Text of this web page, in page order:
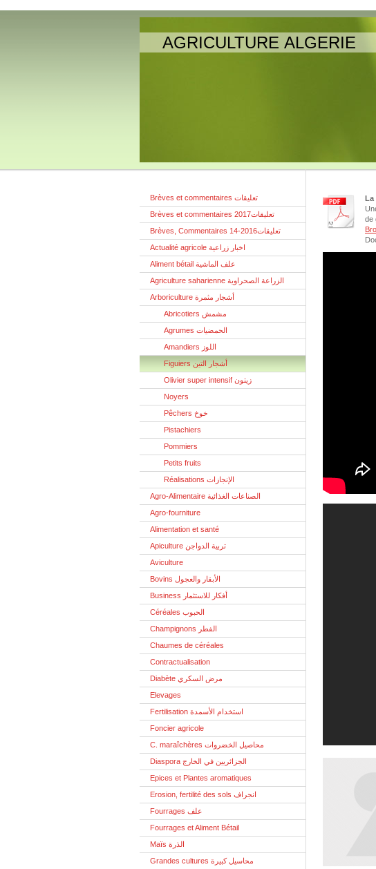
AGRICULTURE ALGERIE
Brèves et commentaires تعليقات
Brèves et commentaires تعليقات2017
Brèves, Commentaires تعليقات2016-14
Actualité agricole اخبار زراعية
Aliment bétail علف الماشية
Agriculture saharienne الزراعة الصحراوية
Arboriculture أشجار مثمرة
Abricotiers مشمش
Agrumes الحمضيات
Amandiers اللوز
Figuiers أشجار التين
Olivier super intensif زيتون
Noyers
Pêchers خوخ
Pistachiers
Pommiers
Petits fruits
Réalisations الإنجازات
Agro-Alimentaire الصناعات الغذائية
Agro-fourniture
Alimentation et santé
Apiculture تربية الدواجن
Aviculture
Bovins الأبقار والعجول
Business أفكار للاستثمار
Céréales الحبوب
Champignons الفطر
Chaumes de céréales
Contractualisation
Diabète مرض السكري
Elevages
Fertilisation استخدام الأسمدة
Foncier agricole
C. maraîchères محاصيل الخضروات
Diaspora الجزائريين في الخارج
Epices et Plantes aromatiques
Erosion, fertilité des sols انجراف
Fourrages علف
Fourrages et Aliment Bétail
Maïs الذرة
Grandes cultures محاسيل كبيرة
La
de